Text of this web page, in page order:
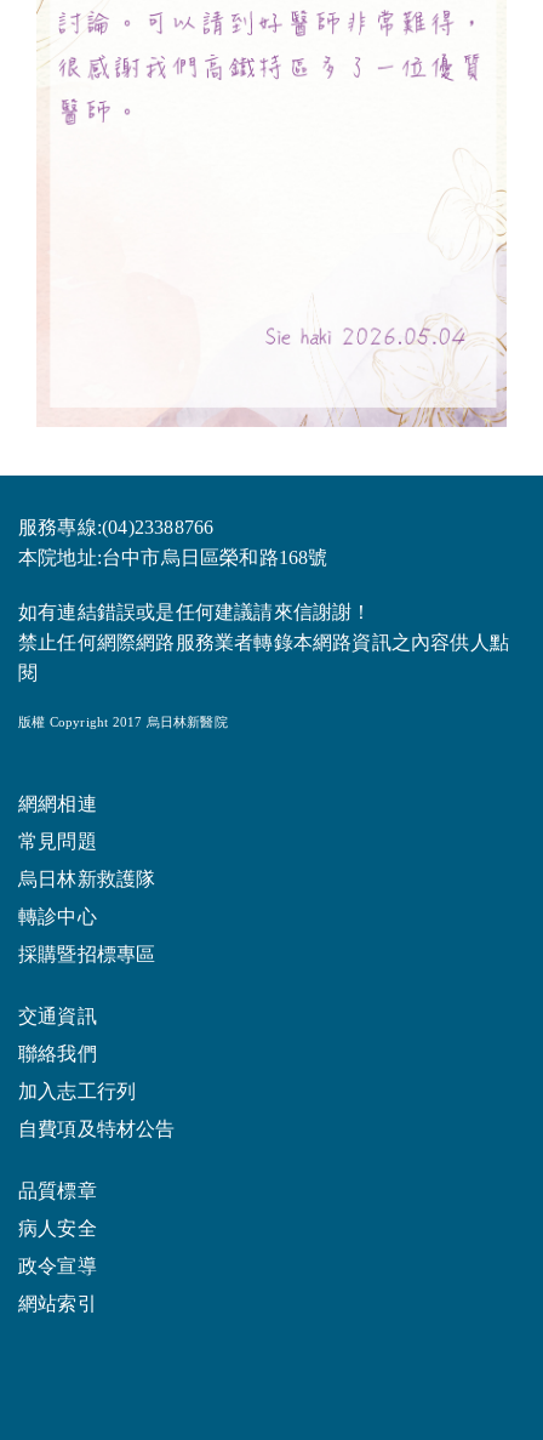
服務專線:(04)23388766
本院地址:台中市烏日區榮和路168號
如有連結錯誤或是任何建議請來信謝謝！
禁止任何網際網路服務業者轉錄本網路資訊之內容供人點
閱
版權 Copyright 2017 烏日林新醫院
網網相連
常見問題
烏日林新救護隊
轉診中心
採購暨招標專區
交通資訊
聯絡我們
加入志工行列
自費項及特材公告
品質標章
病人安全
政令宣導
網站索引